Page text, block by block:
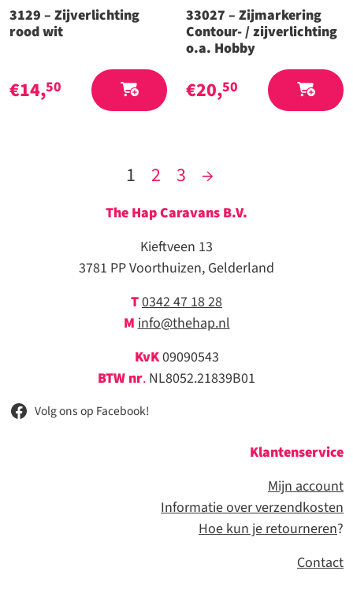
3129 – Zijverlichting
rood wit
€14,50
33027 – Zijmarkering
Contour- / zijverlichting
o.a. Hobby
€20,50
1 2 3 →
The Hap Caravans B.V.
Kieftveen 13
3781 PP Voorthuizen, Gelderland
T0342 47 18 28
M info@thehap.nl
KvK09090543
BTW nr. NL8052.21839B01
Volg ons op Facebook!
Klantenservice
Mijn account
Informatie over verzendkosten
Hoe kun je retourneren?
Contact